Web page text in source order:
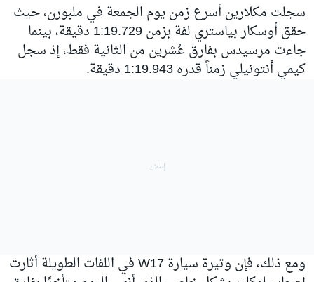
سجلت مكلارين أسرع زمن يوم الجمعة في ملبورن، حيث
حقق أوسكار بياستري لفة بزمن 1:19.729 دقيقة، بينما
جاءت مرسيدس بفارق عُشرين من الثانية فقط، إذ سجل
كيمي أنتونيلي زمناً قدره 1:19.943 دقيقة.
ومع ذلك، فإن وتيرة سيارة W17 في اللفات الطويلة أثارت